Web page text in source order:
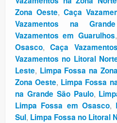
Zona Oeste, Caça
Vazamentos na
Vazamentos em Guarulhos
Osasco,Caça
Vazamentos no Litoral
Leste, Limpa Fossa na
Zona Oeste, Limpa Fossa
na Grande São Paulo,
Limpa Fossa em Osasco,
Sul, Limpa Fossa no Litoral